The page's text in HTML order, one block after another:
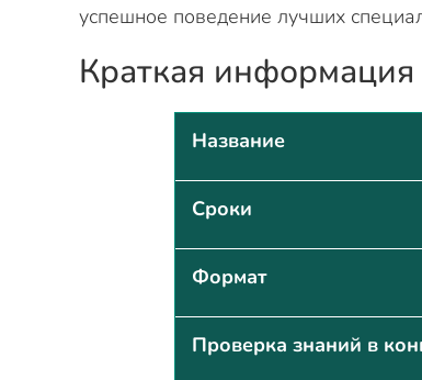
успешное поведение лучших
Краткая информация
Название
Сроки
Формат
Проверка знаний в